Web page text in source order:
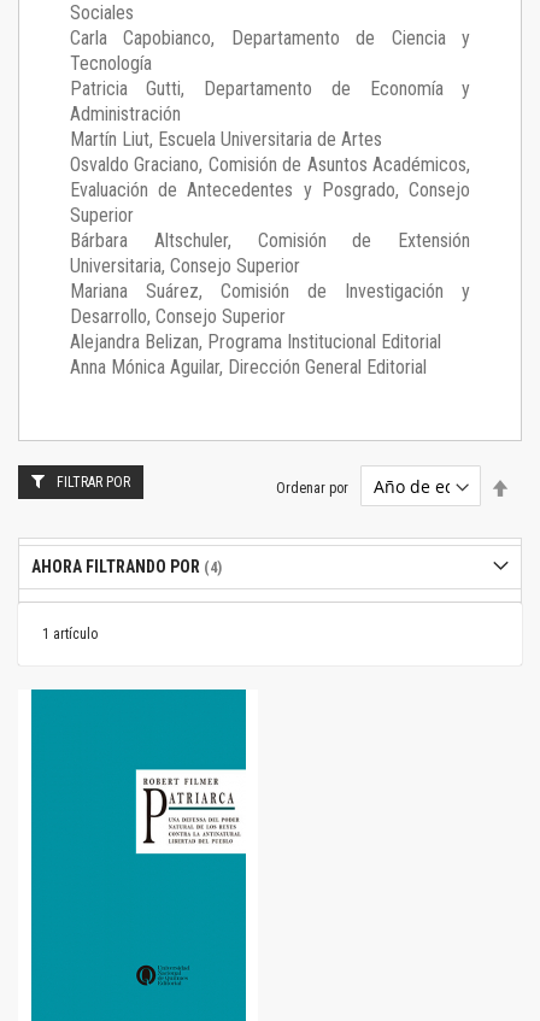
Sociales
Carla Capobianco, Departamento de Ciencia y
Tecnología
Patricia Gutti, Departamento de Economía y
Administración
Martín Liut, Escuela Universitaria de Artes
Osvaldo Graciano, Comisión de Asuntos Académicos,
Evaluación de Antecedentes y Posgrado, Consejo
Superior
Bárbara Altschuler, Comisión de Extensión
Universitaria, Consejo Superior
Mariana Suárez, Comisión de Investigación y
Desarrollo, Consejo Superior
Alejandra Belizan, Programa Institucional Editorial
Anna Mónica Aguilar, Dirección General Editorial
1 artículo
Ordenar por
FILTRAR POR
AHORA FILTRANDO POR